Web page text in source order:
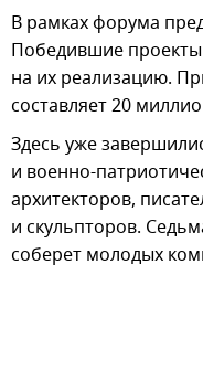
В рамках форума
Победившие
на их реализацию.
составляет 20
Здесь уже
и военно-
архитекторов,
и скульпторов.
соберет молодых